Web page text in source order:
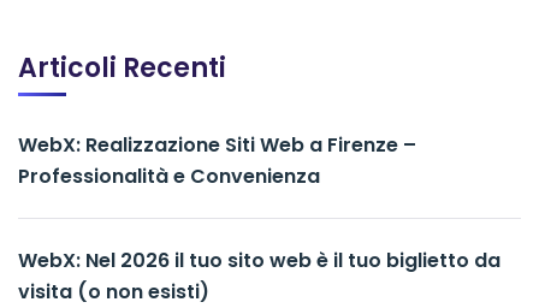
Articoli Recenti
WebX: Realizzazione Siti Web a Firenze –
Professionalità e Convenienza
WebX: Nel 2026 il tuo sito web è il tuo biglietto da
visita (o non esisti)